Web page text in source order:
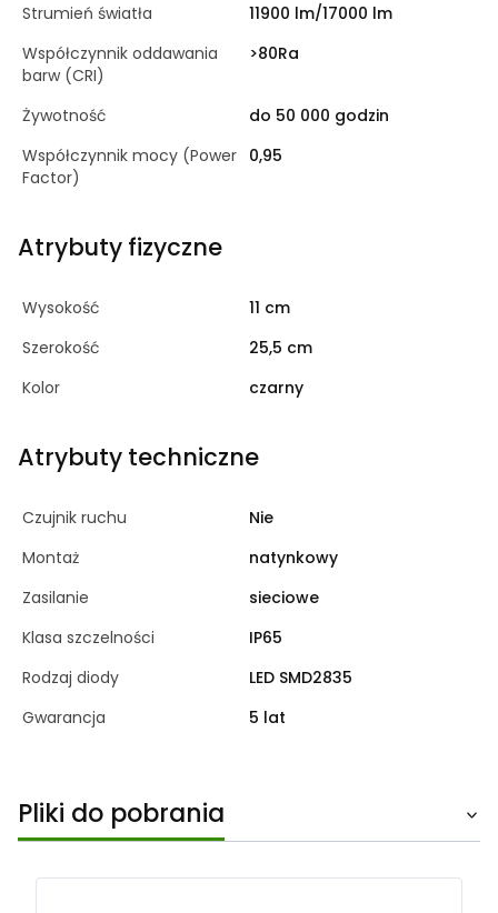
Strumień światła
11900 lm/17000 lm
Współczynnik oddawania
barw (CRI)
>80Ra
Żywotność
do 50 000 godzin
Współczynnik mocy (Power
Factor)
0,95
Atrybuty fizyczne
Wysokość
11 cm
Szerokość
25,5 cm
Kolor
czarny
Atrybuty techniczne
Czujnik ruchu
Nie
Montaż
natynkowy
Zasilanie
sieciowe
Klasa szczelności
IP65
Rodzaj diody
LED SMD2835
Gwarancja
5 lat
Pliki do pobrania